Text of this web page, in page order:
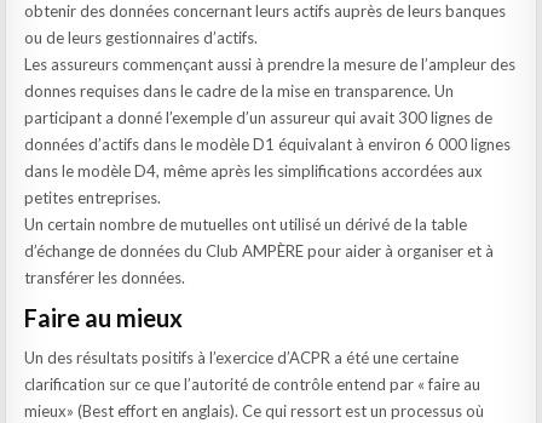
obtenir des données concernant leurs actifs auprès de leurs banques
ou de leurs gestionnaires d’actifs.
Les assureurs commençant aussi à prendre la mesure de l’ampleur des
donnes requises dans le cadre de la mise en transparence. Un
participant a donné l’exemple d’un assureur qui avait 300 lignes de
données d’actifs dans le modèle D1 équivalant à environ 6 000 lignes
dans le modèle D4, même après les simplifications accordées aux
petites entreprises.
Un certain nombre de mutuelles ont utilisé un dérivé de la table
d’échange de données du Club AMPÈRE pour aider à organiser et à
transférer les données.
Faire au mieux
Un des résultats positifs à l’exercice d’ACPR a été une certaine
clarification sur ce que l’autorité de contrôle entend par « faire au
mieux» (Best effort en anglais). Ce qui ressort est un processus où